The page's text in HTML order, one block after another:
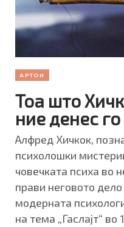
АРТОИ
Тоа што
ние денес
Алфред Хичкок,
психолошки
човечката психа во
прави неговото
модерната
на тема „Гаслајт“